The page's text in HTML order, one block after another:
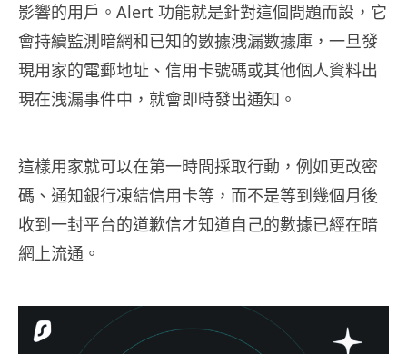
影響的用戶。Alert 功能就是針對這個問題而設，它
會持續監測暗網和已知的數據洩漏數據庫，一旦發
現用家的電郵地址、信用卡號碼或其他個人資料出
現在洩漏事件中，就會即時發出通知。
這樣用家就可以在第一時間採取行動，例如更改密
碼、通知銀行凍結信用卡等，而不是等到幾個月後
收到一封平台的道歉信才知道自己的數據已經在暗
網上流通。